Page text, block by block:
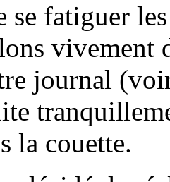
se fatiguer
vivement
journal
la couette.